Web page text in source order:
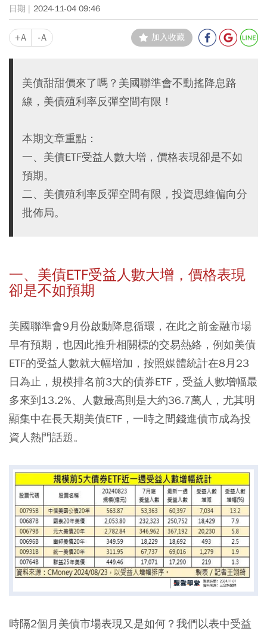
2024-11-04 09:46
+A -A 加入收藏
美債甜甜價來了嗎？美國聯準會不動搖降息路
線，美債殖利率反彈空間有限！
本期文章重點：
一、美債ETF受益人數大增，價格表現卻是不如
預期。
二、美債殖利率反彈空間有限，投資思維偏向分
批佈局。
一、美債ETF受益人數大增，價格表現
卻是不如預期
美國聯準會9月份啟動降息循環，在此之前金融市場
早有預期，也因此推升相關標的交易熱絡，例如美債
ETF的受益人數就大幅增加，按照媒體統計在8月23
日為止，規模排名前3大的債券ETF，受益人數增幅最
多來到13.2%、人數最高則是大約36.7萬人，尤其明
顯集中在長天期美債ETF，一時之間錢進債市成為投
資人熱門話題。
時隔2個月美債市場表現又是如何？我們以表中受益